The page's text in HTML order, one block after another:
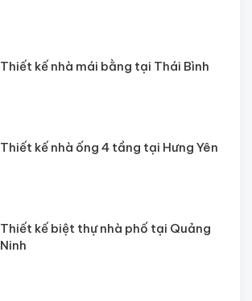
Thiết kế nhà mái bằng tại Thái Bình
Thiết kế nhà ống 4 tầng tại Hưng Yên
Thiết kế biệt thự nhà phố tại Quảng
Ninh